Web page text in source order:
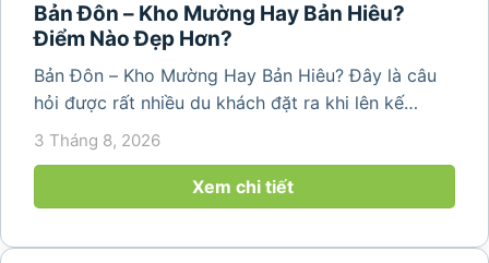
Bản Đôn – Kho Mường Hay Bản Hiêu?
Điểm Nào Đẹp Hơn?
Bản Đôn – Kho Mường Hay Bản Hiêu? Đây là câu
hỏi được rất nhiều du khách đặt ra khi lên kế
hoạch khám phá Pù Luông. Mỗi địa điểm đều
mang một vẻ đẹp riêng, từ những cánh đồng
ruộng bậc thang, bản làng...
3 Tháng 8, 2026
Xem chi tiết